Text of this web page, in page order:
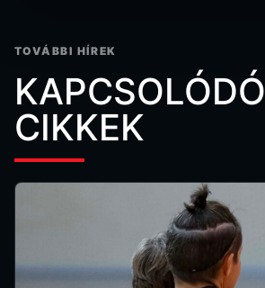
TOVÁBBI HÍREK
KAPCSOLÓDÓ
CIKKEK